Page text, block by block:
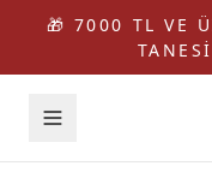
🎁 7000 TL VE